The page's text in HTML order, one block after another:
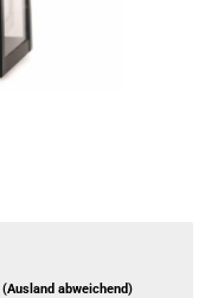
(Ausland abweichend)